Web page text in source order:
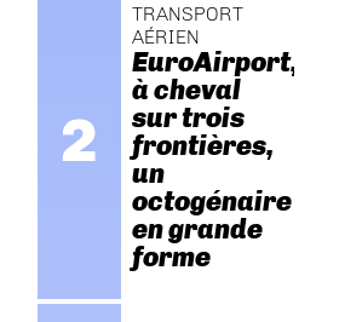
TRANSPORT
AÉRIEN
EuroAirport,
à cheval
sur trois
frontières,
un
octogénaire
en grande
forme